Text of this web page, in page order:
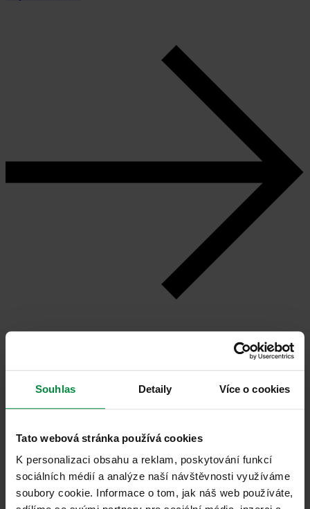
Souhlas Detaily Více o cookies
Tato webová stránka používá cookies
K personalizaci obsahu a reklam, poskytování funkcí
sociálních médií a analýze naší návštěvnosti využíváme
soubory cookie. Informace o tom, jak náš web používáte,